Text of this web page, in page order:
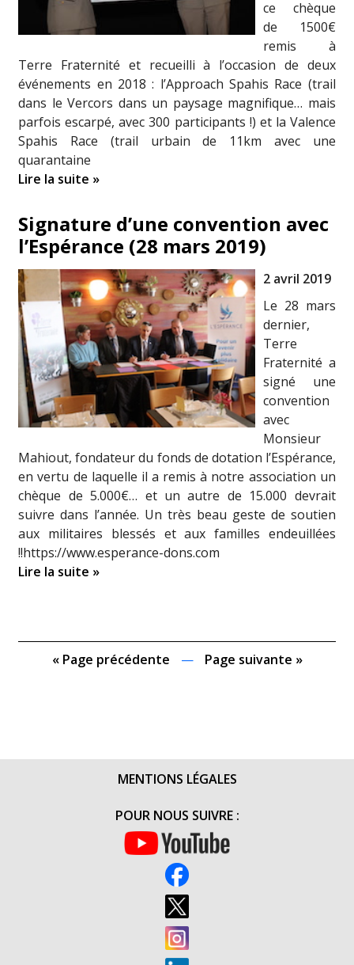
ce chèque
de 1500€
remis à
Terre Fraternité et recueilli à l’occasion de deux
événements en 2018 : l’Approach Spahis Race (trail
dans le Vercors dans un paysage magnifique… mais
parfois escarpé, avec 300 participants !) et la Valence
Spahis Race (trail urbain de 11km avec une
quarantaine
Lire la suite »
Signature d’une convention avec
l’Espérance (28 mars 2019)
2 avril 2019
Le 28 mars
dernier,
Terre
Fraternité a
signé une
convention
avec
Monsieur
Mahiout, fondateur du fonds de dotation l’Espérance,
en vertu de laquelle il a remis à notre association un
chèque de 5.000€… et un autre de 15.000 devrait
suivre dans l’année. Un très beau geste de soutien
aux militaires blessés et aux familles endeuillées
!!https://www.esperance-dons.com
Lire la suite »
« Page précédente — Page suivante »
MENTIONS LÉGALES
POUR NOUS SUIVRE :